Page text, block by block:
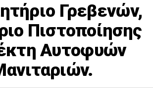
Γρεβενών,
Πιστοποίησης
Αυτοφυών